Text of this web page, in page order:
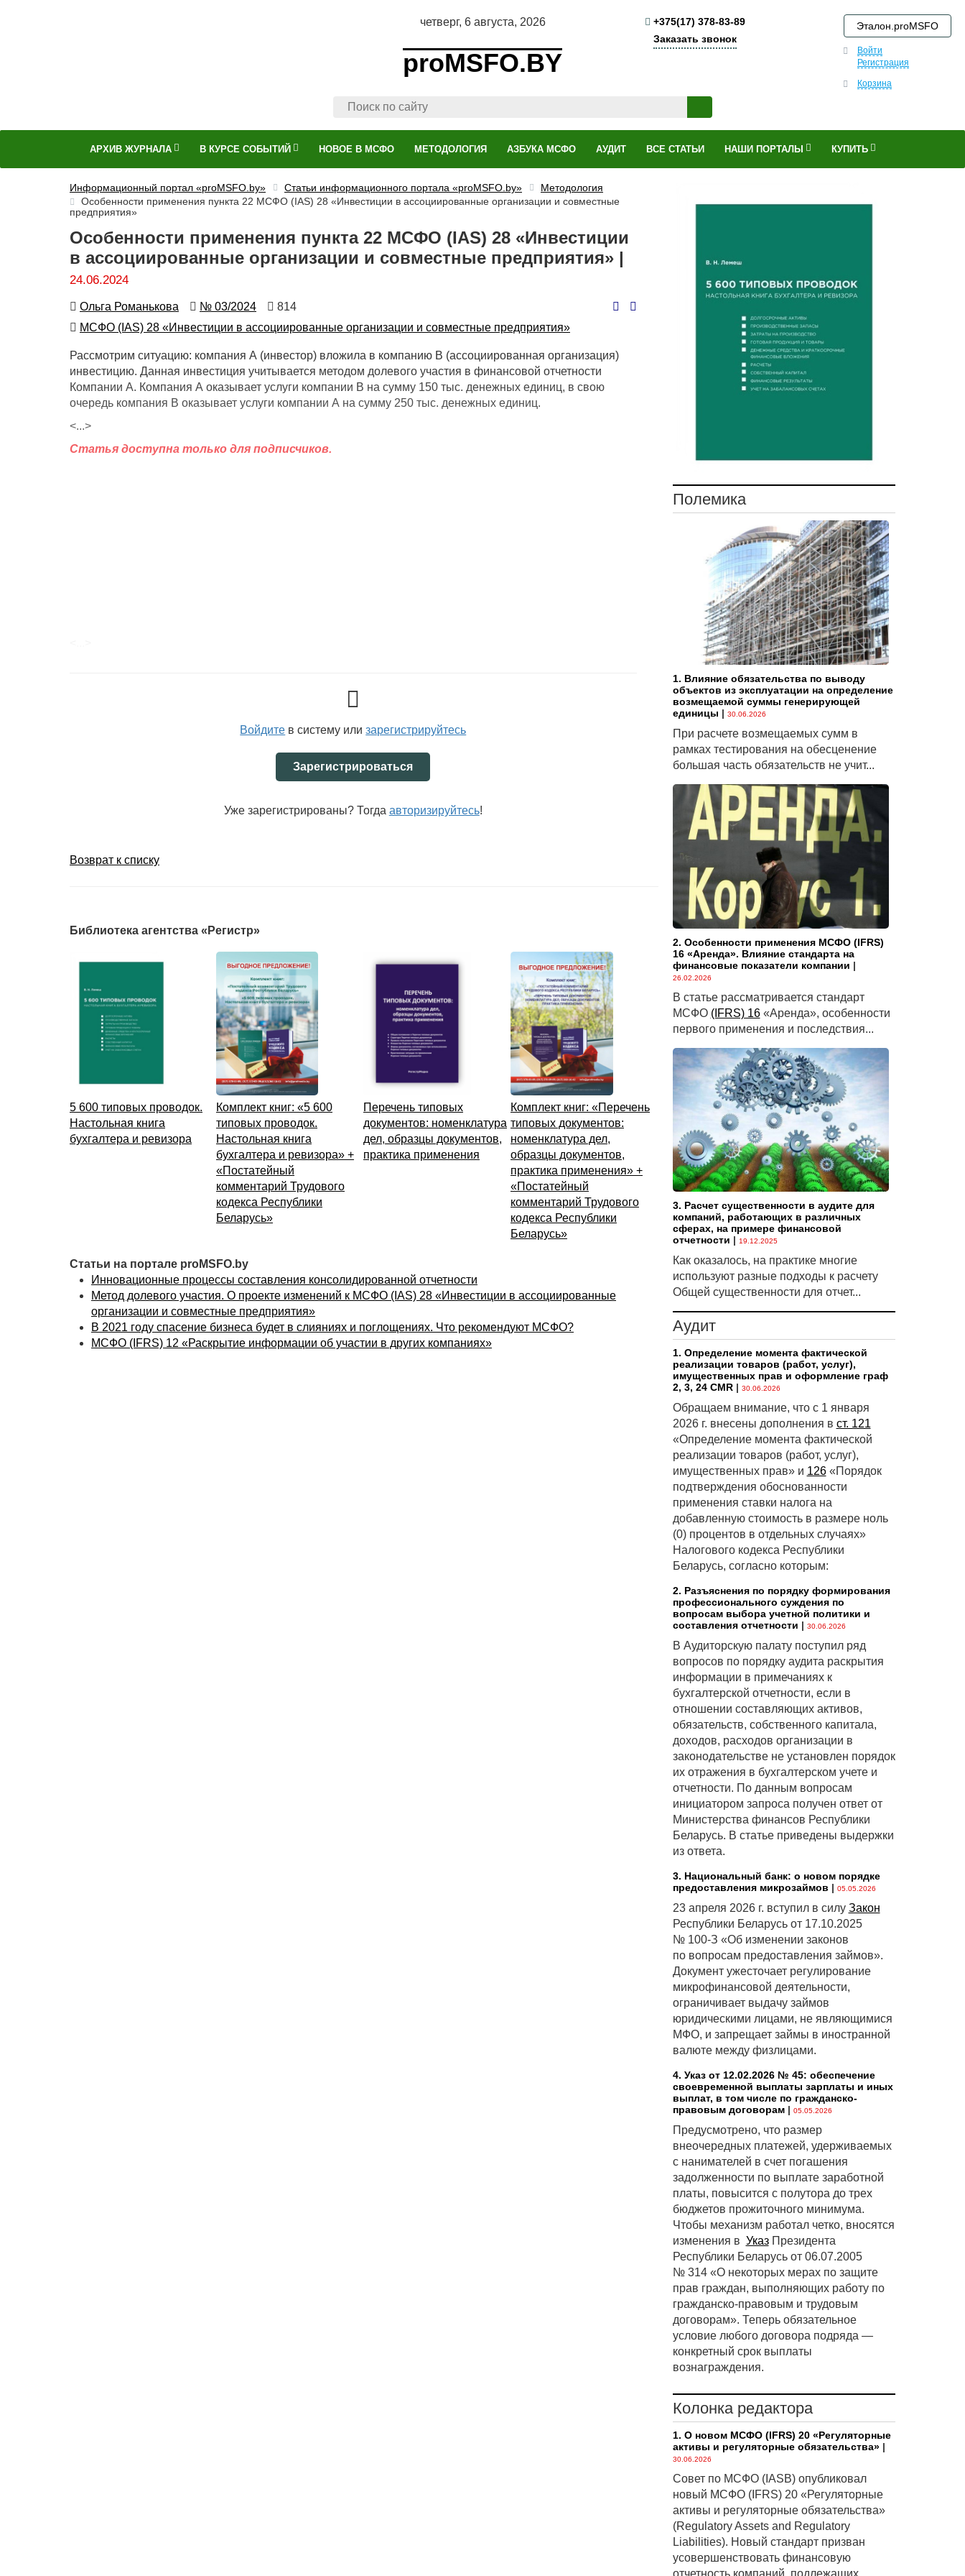
четверг, 6 августа, 2026
proMSFO.BY
+375(17) 378-83-89
Заказать звонок
Эталон.proMSFO
Войти
Регистрация
Корзина
АРХИВ ЖУРНАЛА В КУРСЕ СОБЫТИЙ НОВОЕ В МСФО МЕТОДОЛОГИЯ АЗБУКА МСФО АУДИТ ВСЕ СТАТЬИ НАШИ ПОРТАЛЫ КУПИТЬ
Информационный портал «proMSFO.by» Статьи информационного портала «proMSFO.by»
Методология
Особенности применения пункта 22 МСФО (IAS) 28 «Инвестиции в ассоциированные организации и совместные
предприятия»
Особенности применения пункта 22 МСФО (IAS) 28 «Инвестиции
в ассоциированные организации и совместные предприятия» |
24.06.2024
Автор
Ольга Романькова Номер
№ 03/2024
Количество
814
Автор
МСФО (IAS) 28 «Инвестиции в ассоциированные организации и совместные предприятия»
Рассмотрим ситуацию: компания А (инвестор) вложила в компанию В (ассоциированная организация)
инвестицию. Данная инвестиция учитывается методом долевого участия в финансовой отчетности
Компании А. Компания А оказывает услуги компании В на сумму 150 тыс. денежных единиц, в свою
очередь компания В оказывает услуги компании А на сумму 250 тыс. денежных единиц.
<...>
Статья доступна только для подписчиков.
Войдите в систему илизарегистрируйтесь
Зарегистрироваться
Уже зарегистрированы? Тогда авторизируйтесь!
Возврат к списку
Библиотека агентства «Регистр»
5 600 типовых проводок.
Настольная книга
бухгалтера и ревизора
Комплект книг: «5 600
типовых проводок.
Настольная книга
бухгалтера и ревизора» +
«Постатейный
комментарий Трудового
кодекса Республики
Беларусь»
Перечень типовых
документов: номенклатура
дел, образцы документов,
практика применения
Комплект книг: «Перечень
типовых документов:
номенклатура дел,
образцы документов,
практика применения» +
«Постатейный
комментарий Трудового
кодекса Республики
Беларусь»
Статьи на портале proMSFO.by
Инновационные процессы составления консолидированной отчетности
Метод долевого участия. О проекте изменений к МСФО (IAS) 28 «Инвестиции в ассоциированные
организации и совместные предприятия»
В 2021 году спасение бизнеса будет в слияниях и поглощениях. Что рекомендуют МСФО?
МСФО (IFRS) 12 «Раскрытие информации об участии в других компаниях»
Полемика
1. Влияние обязательства по выводу
объектов из эксплуатации на определение
возмещаемой суммы генерирующей
единицы | 30.06.2026
При расчете возмещаемых сумм в
рамках тестирования на обесценение
большая часть обязательств не учит...
2. Особенности применения МСФО (IFRS)
16 «Аренда». Влияние стандарта на
финансовые показатели компании |
26.02.2026
В статье рассматривается стандарт
МСФО (IFRS) 16«Аренда», особенности
первого применения и последствия...
3. Расчет существенности в аудите для
компаний, работающих в различных
сферах, на примере финансовой
отчетности | 19.12.2025
Как оказалось, на практике многие
используют разные подходы к расчету
Общей существенности для отчет...
Аудит
1. Определение момента фактической
реализации товаров (работ, услуг),
имущественных прав и оформление граф
2, 3, 24 CMR| 30.06.2026
Обращаем внимание, что с 1 января
2026 г. внесены дополнения в ст. 121
«Определение момента фактической
реализации товаров (работ, услуг),
имущественных прав» и 126«Порядок
подтверждения обоснованности
применения ставки налога на
добавленную стоимость в размере ноль
(0) процентов в отдельных случаях»
Налогового кодекса Республики
Беларусь, согласно которым:
2. Разъяснения по порядку формирования
профессионального суждения по
вопросам выбора учетной политики и
составления отчетности | 30.06.2026
В Аудиторскую палату поступил ряд
вопросов по порядку аудита раскрытия
информации в примечаниях к
бухгалтерской отчетности, если в
отношении составляющих активов,
обязательств, собственного капитала,
доходов, расходов организации в
законодательстве не установлен порядок
их отражения в бухгалтерском учете и
отчетности. По данным вопросам
инициатором запроса получен ответ от
Министерства финансов Республики
Беларусь. В статье приведены выдержки
из ответа.
3. Национальный банк: о новом порядке
предоставления микрозаймов | 05.05.2026
23 апреля 2026 г. вступил в силу Закон
Республики Беларусь от 17.10.2025
№ 100-З «Об изменении законов
по вопросам предоставления займов».
Документ ужесточает регулирование
микрофинансовой деятельности,
ограничивает выдачу займов
юридическими лицами, не являющимися
МФО, и запрещает займы в иностранной
валюте между физлицами.
4. Указ от 12.02.2026 № 45: обеспечение
своевременной выплаты зарплаты и иных
выплат, в том числе по гражданско-
правовым договорам| 05.05.2026
Предусмотрено, что размер
внеочередных платежей, удерживаемых
с нанимателей в счет погашения
задолженности по выплате заработной
платы, повысится с полутора до трех
бюджетов прожиточного минимума.
Чтобы механизм работал четко, вносятся
изменения в УказПрезидента
Республики Беларусь от 06.07.2005
№ 314 «О некоторых мерах по защите
прав граждан, выполняющих работу по
гражданско-правовым и трудовым
договорам». Теперь обязательное
условие любого договора подряда —
конкретный срок выплаты
вознаграждения.
Колонка редактора
1. О новом МСФО (IFRS) 20 «Регуляторные
активы и регуляторные обязательства»|
30.06.2026
Совет по МСФО (IASB) опубликовал
новый МСФО (IFRS) 20 «Регуляторные
активы и регуляторные обязательства»
(Regulatory Assets and Regulatory
Liabilities). Новый стандарт призван
усовершенствовать финансовую